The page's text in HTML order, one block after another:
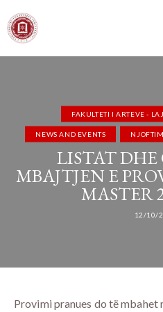
FAKULTETI I ARTEVE -
NEWS AND EVENTS
LISTAT DHE
MBAJTJEN E
MASTER
12/10/
Provimi pranues do të mbahet